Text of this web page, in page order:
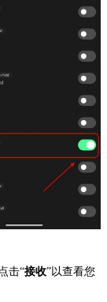
击“接收”以查看您